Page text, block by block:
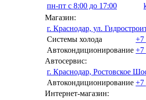
пн-пт с 8:00 до 17:00
Магазин:
г. Краснодар, ул.
Системы холода
+7
Автокондиционирование +7
Автосервис:
г. Краснодар, Ростовское
Автокондиционирование +7
Интернет-магазин: